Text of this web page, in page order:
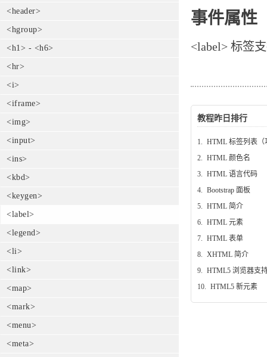
<header>
<hgroup>
<h1> - <h6>
<hr>
<i>
<iframe>
<img>
<input>
<ins>
<kbd>
<keygen>
<label>
<legend>
<li>
<link>
<map>
<mark>
<menu>
<meta>
事件属性
<label> 标签
教程昨日排行
1. HTML 标签列表（
2. HTML 颜色名
3. HTML 语言代码
4. Bootstrap 面板
5. HTML 简介
6. HTML 元素
7. HTML 表单
8. XHTML 简介
9. HTML5 浏览器支
10. HTML5 新元素